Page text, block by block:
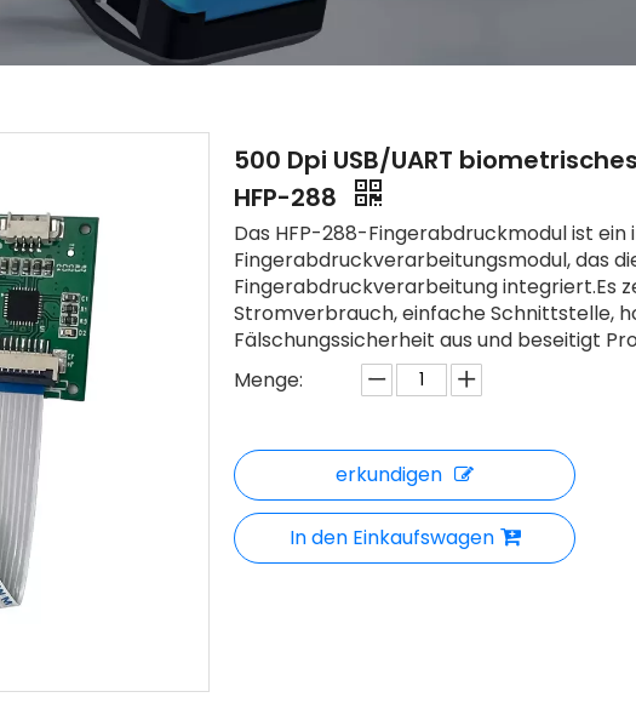
500 Dpi USB/UART
HFP-288
Das HFP-288-Fingerabdruckmodul ist
Fingerabdruckverarbeitungsmodul, das
Fingerabdruckverarbeitung integriert.Es
Stromverbrauch, einfache Schnittstelle,
Fälschungssicherheit aus und beseitigt
Menge:
erkundigen
In den Einkaufswagen